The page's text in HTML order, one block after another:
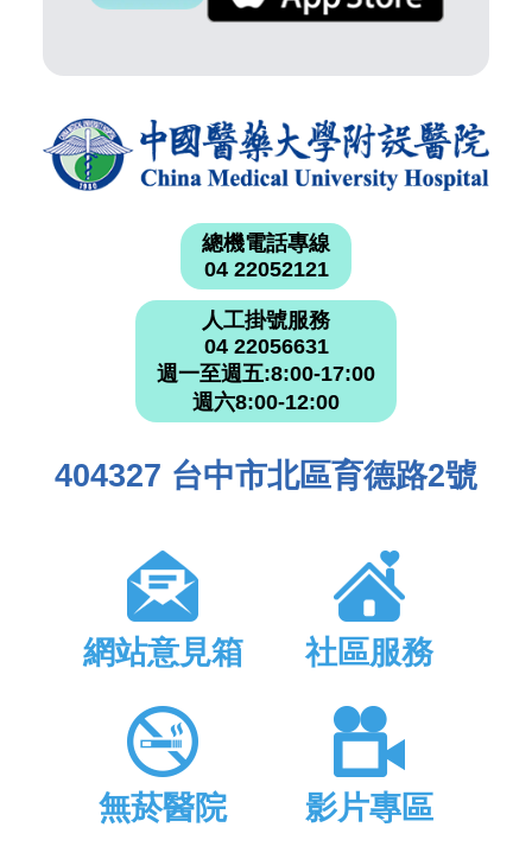
總機電話專線
04 22052121
人工掛號服務
04 22056631
週一至週五:8:00-17:00
週六8:00-12:00
404327 台中市北區育德路2號
網站意見箱 社區服務
無菸醫院 影片專區